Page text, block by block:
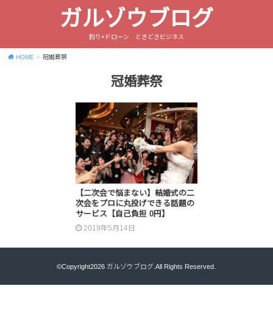
ガルゾウブログ
釣り×ドローン ときどきビジネス
HOME 冠婚葬祭
冠婚葬祭
【二次会で悩まない】結婚式の二
次会をプロに丸投げできる話題の
サービス【自己負担 0円】
2019年5月14日
©Copyright2026 ガルゾウブログ .All Rights Reserved.